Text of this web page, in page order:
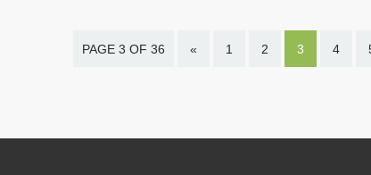
PAGE 3 OF 36 « 1 2 3 4